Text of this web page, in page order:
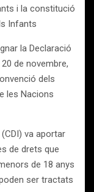
i la constitució
Infants
la Declaració
de novembre,
dels
les Nacions
va aportar
de drets que
de 18 anys
ser tractats